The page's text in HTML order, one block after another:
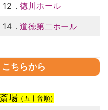
12．徳川ホール
14．道徳第二ホール
ちらから
場 (五十音順)